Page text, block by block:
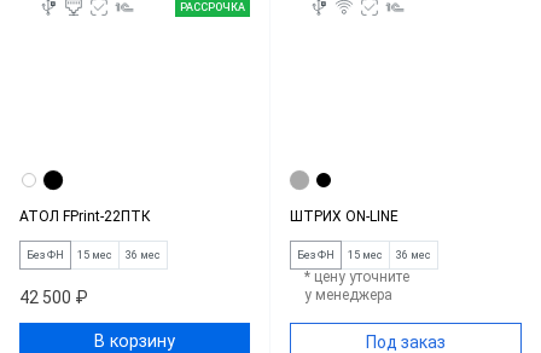
РАССРОЧКА
АТОЛ FPrint-22ПТК
Без ФН 15 мес 36 мес
42 500 ₽
В корзину
ШТРИХ ON-LINE
Без ФН 15 мес 36 мес
* цену уточните
у менеджера
Под заказ